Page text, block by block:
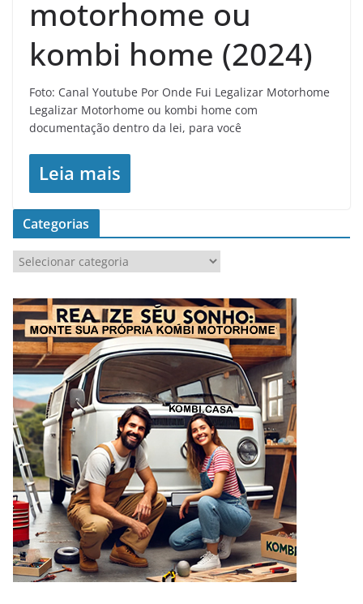
motorhome ou
kombi home (2024)
Foto: Canal Youtube Por Onde Fui Legalizar Motorhome
Legalizar Motorhome ou kombi home com
documentação dentro da lei, para você
Leia mais
Categorias
a
e
g
o
r
a
s